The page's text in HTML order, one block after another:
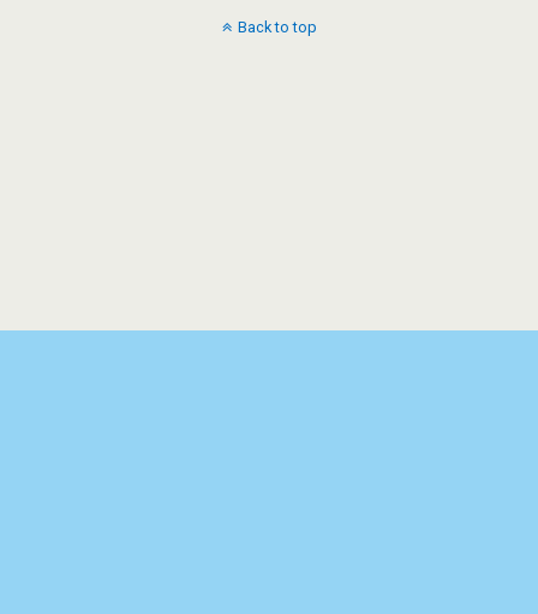
Back to top